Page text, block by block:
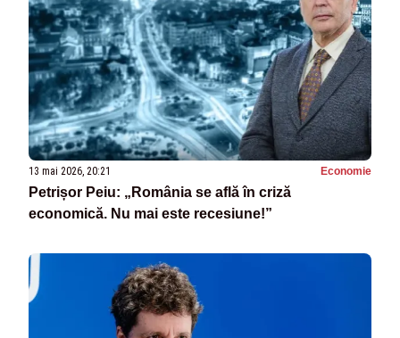
13 mai 2026, 20:21 Economie
Petrișor Peiu: „România se află în criză
economică. Nu mai este recesiune!”